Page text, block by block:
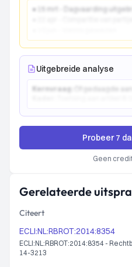
● 15 mrt - Dagvaarding
Uitgebreide analyse
Kernvraag:
Probeer 7
Geen
Gerelateerde
Citeert
ECLI:NL:RBROT:2014:8354
ECLI:NL:RBROT:2014:8354 -
14-3213